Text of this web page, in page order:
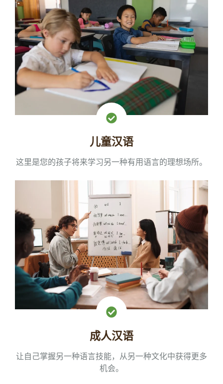
儿童汉语
这里是您的孩子将来学习另一种有用语言的理想场所。
成人汉语
让自己掌握另一种语言技能，从另一种文化中获得更多
机会。